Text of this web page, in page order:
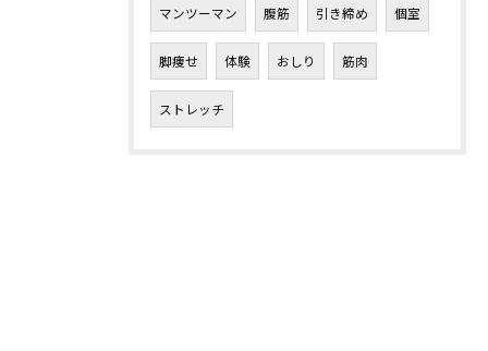
マンツーマン 腹筋 引き締め 個室
脚痩せ 体験 おしり 筋肉
ストレッチ